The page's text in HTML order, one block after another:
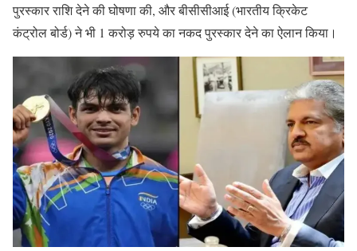
पुरस्कार राशि देने की घोषणा की, और बीसीसीआई (भारतीय क्रिकेट
कंट्रोल बोर्ड) ने भी 1 करोड़ रुपये का नकद पुरस्कार देने का ऐलान किया।